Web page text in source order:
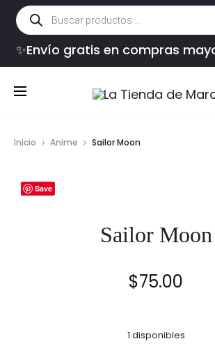
Búsqueda
de
productos
✨Envío gratis en compras
Inicio Anime Sailor Moon
Save
Sailor Moon
$75.00
1 disponibles